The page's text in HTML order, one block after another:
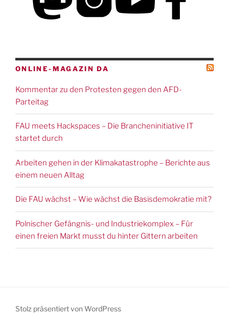
ONLINE-MAGAZIN DA
Kommentar zu den Protesten gegen den AFD-
Parteitag
FAU meets Hackspaces – Die Brancheninitiative IT
startet durch
Arbeiten gehen in der Klimakatastrophe – Berichte aus
einem neuen Alltag
Die FAU wächst – Wie wächst die Basisdemokratie mit?
Polnischer Gefängnis- und Industriekomplex – Für
einen freien Markt musst du hinter Gittern arbeiten
Stolz präsentiert von WordPress